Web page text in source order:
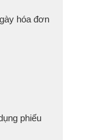
hóa đơn
phiếu